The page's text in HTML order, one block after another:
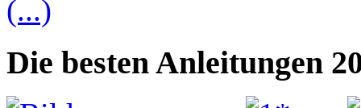
(...)
Die besten Anleitungen